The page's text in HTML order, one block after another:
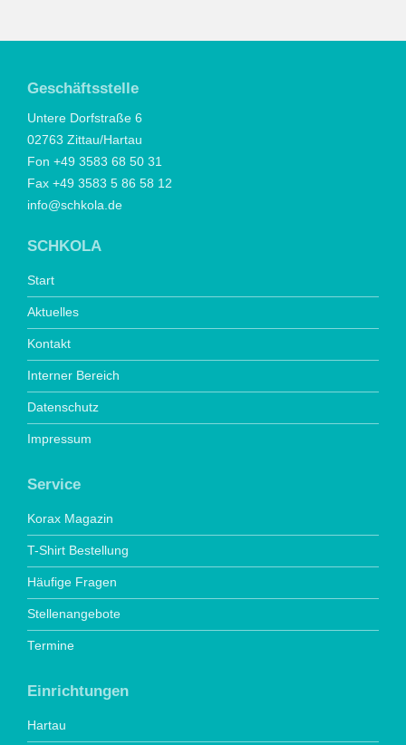
Geschäftsstelle
Untere Dorfstraße 6
02763 Zittau/Hartau
Fon +49 3583 68 50 31
Fax +49 3583 5 86 58 12
info@schkola.de
SCHKOLA
Start
Aktuelles
Kontakt
Interner Bereich
Datenschutz
Impressum
Service
Korax Magazin
T-Shirt Bestellung
Häufige Fragen
Stellenangebote
Termine
Einrichtungen
Hartau